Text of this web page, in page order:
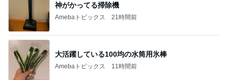
神がかってる掃除機
Amebaトピックス 21時間前
大活躍している100均の水筒用氷棒
Amebaトピックス 11時間前